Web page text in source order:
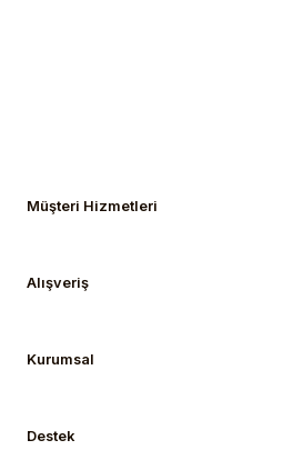
Müşteri Hizmetleri
Alışveriş
Kurumsal
Destek